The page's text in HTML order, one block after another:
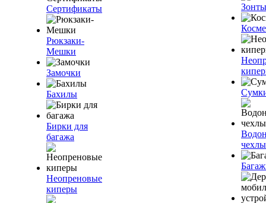
Сертификаты
Рюкзаки-
Мешки
Замочки
Бахилы
Бирки для
багажа
Неопреновые
киперы
Зонты